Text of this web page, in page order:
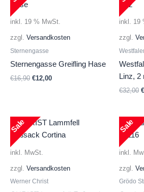
inkl. 19 % MwSt.
zzgl. Versandkosten
Sternengasse
Sternengasse Greifling Hase
€16,90 Ursprünglicher
€12,00Aktueller
inkl. 19
zzgl.
Linz, 2
€32,00 €
inkl. MwSt.
zzgl. Versandkosten
Werner Christ
Sale
inkl.
zzgl.
Grödo
Sale